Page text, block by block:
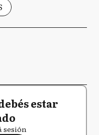
estar
sesión